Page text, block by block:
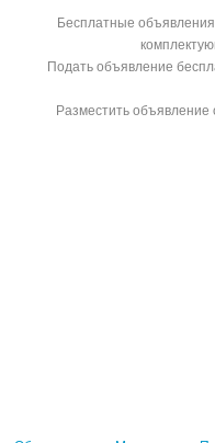
Бесплатные объявления
Подать объявление
Разместить объявление